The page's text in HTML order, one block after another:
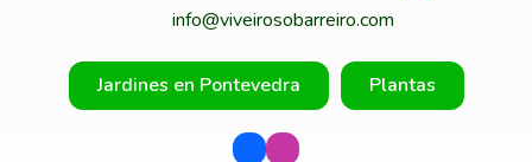
info@viveirosobarreiro.com
Jardines en Pontevedra Plantas